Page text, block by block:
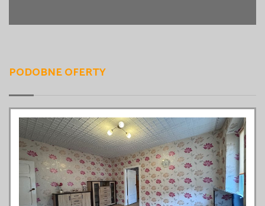
PODOBNE OFERTY